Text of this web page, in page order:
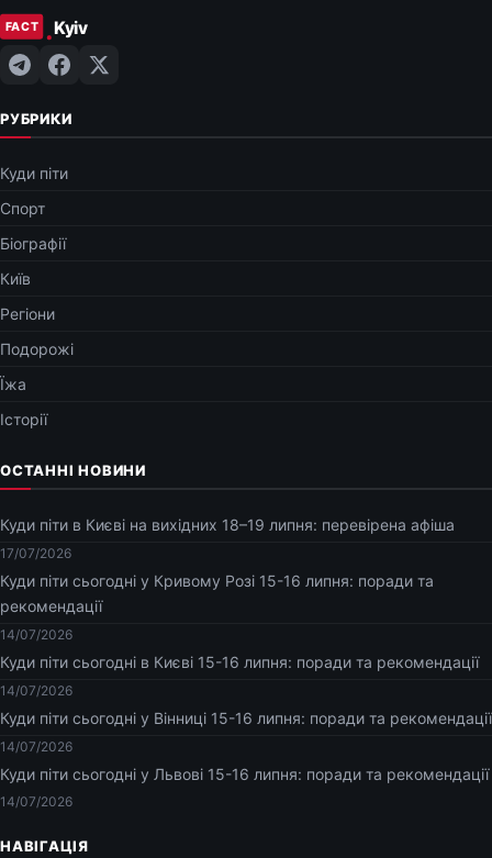
РУБРИКИ
Куди піти
Спорт
Біографії
Київ
Регіони
Подорожі
Їжа
Історії
ОСТАННІ НОВИНИ
Куди піти в Києві на вихідних 18–19 липня: перевірена афіша
17/07/2026
Куди піти сьогодні у Кривому Розі 15-16 липня: поради та
рекомендації
14/07/2026
Куди піти сьогодні в Києві 15-16 липня: поради та рекомендації
14/07/2026
Куди піти сьогодні у Вінниці 15-16 липня: поради та рекомендації
14/07/2026
Куди піти сьогодні у Львові 15-16 липня: поради та рекомендації
14/07/2026
НАВІГАЦІЯ